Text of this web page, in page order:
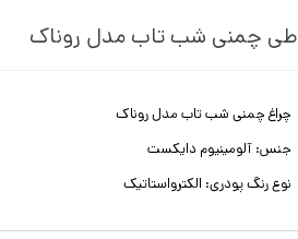
چمنی شب تاب مدل روناک
چراغ چمنی شب تاب مدل روناک
جنس: آلومینیوم دایکست
نوع رنگ پودری: الكترواستاتیک